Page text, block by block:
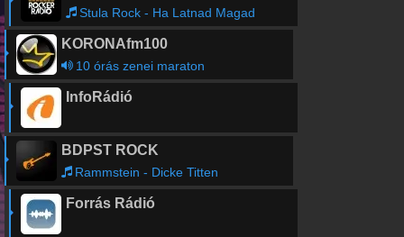
Stula Rock - Ha Latnad Magad
KORONAfm100
10 órás zenei maraton
InfoRádió
BDPST ROCK
Rammstein - Dicke Titten
Forrás Rádió